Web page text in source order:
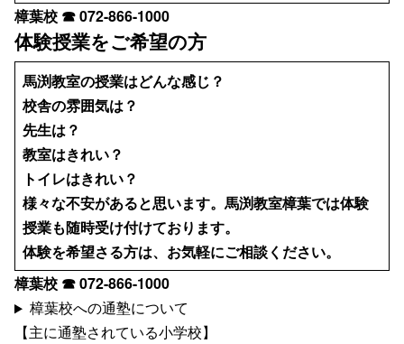
樟葉校 ☎ 072-866-1000
体験授業をご希望の方
馬渕教室の授業はどんな感じ？
校舎の雰囲気は？
先生は？
教室はきれい？
トイレはきれい？
様々な不安があると思います。馬渕教室樟葉では体験
授業も随時受け付けております。
体験を希望さる方は、お気軽にご相談ください。
樟葉校 ☎ 072-866-1000
樟葉校への通塾について
【主に通塾されている小学校】